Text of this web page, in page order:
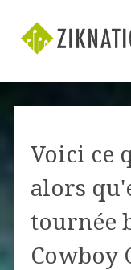
Voici ce
alors
tournée
Cowboy